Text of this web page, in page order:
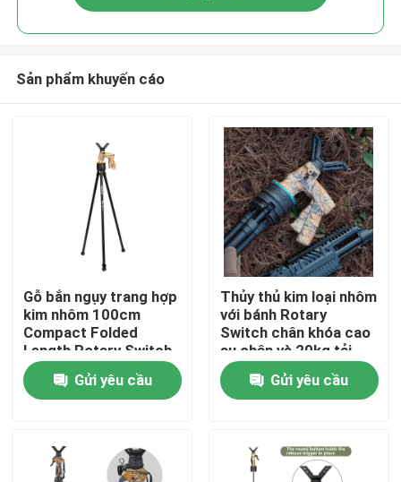
Sản phẩm
Sản phẩm khuyến cáo
Gỗ bắn ngụy trang hợp
kim nhôm 100cm
Compact Folded
Length Rotary Switch
Leg Locks
Gửi yêu cầu
Thủy thủ kim loại nhôm
với bánh Rotary
Switch chân khóa cao
su chân và 20kg tải
trọng
Gửi yêu cầu